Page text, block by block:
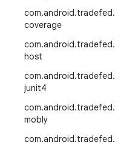
com.android.tradefed.
coverage
com.android.tradefed.
host
com.android.tradefed.
junit4
com.android.tradefed.
mobly
com.android.tradefed.